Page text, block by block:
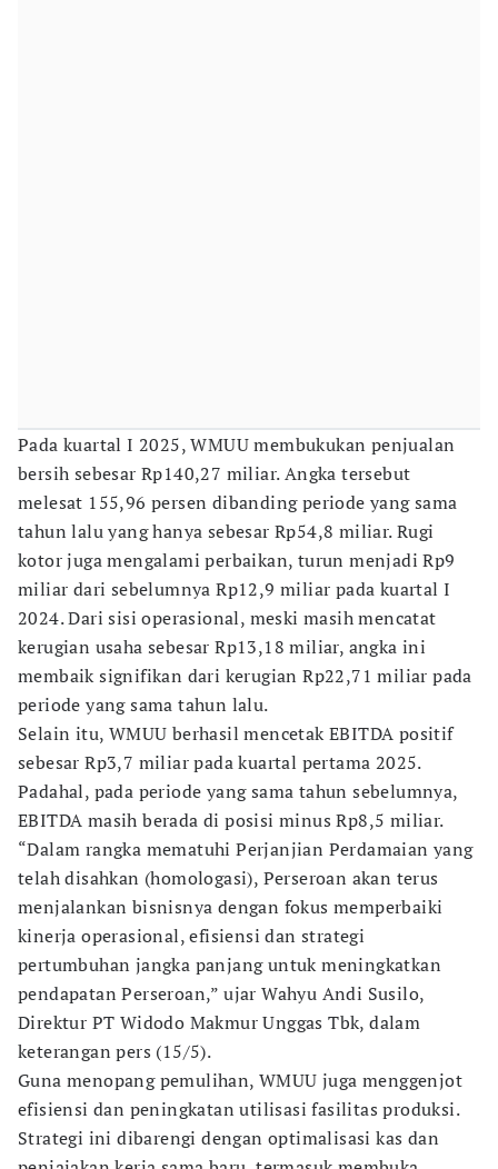
Pada kuartal I 2025, WMUU membukukan penjualan
bersih sebesar Rp140,27 miliar. Angka tersebut
melesat 155,96 persen dibanding periode yang sama
tahun lalu yang hanya sebesar Rp54,8 miliar. Rugi
kotor juga mengalami perbaikan, turun menjadi Rp9
miliar dari sebelumnya Rp12,9 miliar pada kuartal I
2024. Dari sisi operasional, meski masih mencatat
kerugian usaha sebesar Rp13,18 miliar, angka ini
membaik signifikan dari kerugian Rp22,71 miliar pada
periode yang sama tahun lalu.
Selain itu, WMUU berhasil mencetak EBITDA positif
sebesar Rp3,7 miliar pada kuartal pertama 2025.
Padahal, pada periode yang sama tahun sebelumnya,
EBITDA masih berada di posisi minus Rp8,5 miliar.
“Dalam rangka mematuhi Perjanjian Perdamaian yang
telah disahkan (homologasi), Perseroan akan terus
menjalankan bisnisnya dengan fokus memperbaiki
kinerja operasional, efisiensi dan strategi
pertumbuhan jangka panjang untuk meningkatkan
pendapatan Perseroan,” ujar Wahyu Andi Susilo,
Direktur PT Widodo Makmur Unggas Tbk, dalam
keterangan pers (15/5).
Guna menopang pemulihan, WMUU juga menggenjot
efisiensi dan peningkatan utilisasi fasilitas produksi.
Strategi ini dibarengi dengan optimalisasi kas dan